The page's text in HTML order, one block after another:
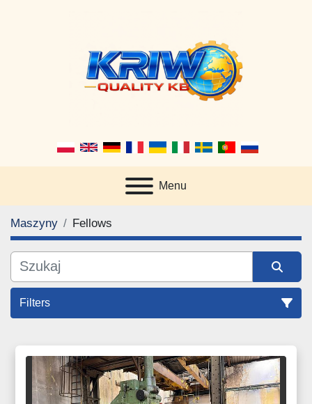
Menu
Maszyny Fellows
Filters
Wszystkie kategorie
Sortuj według